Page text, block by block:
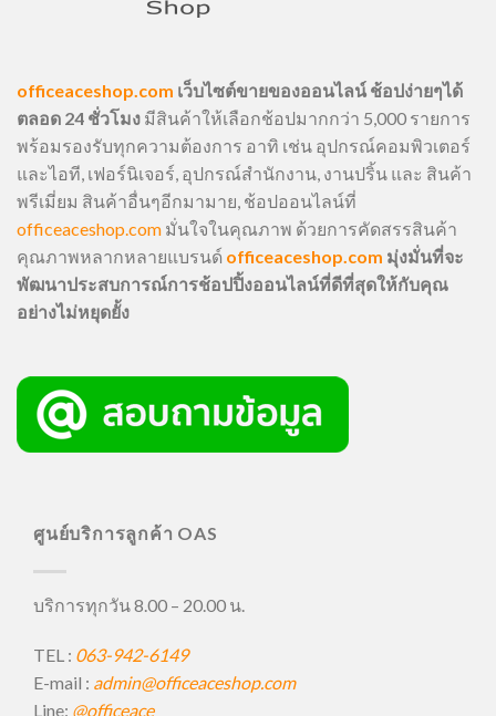
officeaceshop.com เว็บไซต์ขายของออนไลน์ ช้อปง่ายๆได้
ตลอด 24 ชั่วโมง มีสินค้าให้เลือกช้อปมากกว่า 5,000 รายการ
พร้อมรองรับทุกความต้องการ อาทิ เช่น อุปกรณ์คอมพิวเตอร์
และไอที, เฟอร์นิเจอร์, อุปกรณ์สำนักงาน, งานปริ้น และ สินค้า
พรีเมี่ยม สินค้าอื่นๆอีกมามาย, ช้อปออนไลน์ที่
officeaceshop.com มั่นใจในคุณภาพ ด้วยการคัดสรรสินค้า
คุณภาพหลากหลายแบรนด์ officeaceshop.com มุ่งมั่นที่จะ
พัฒนาประสบการณ์การช้อปปิ้งออนไลน์ที่ดีที่สุดให้กับคุณ
อย่างไม่หยุดยั้ง
ศูนย์บริการลูกค้า OAS
บริการทุกวัน 8.00 – 20.00 น.
TEL : 063-942-6149
E-mail : admin@officeaceshop.com
Line: @officeace